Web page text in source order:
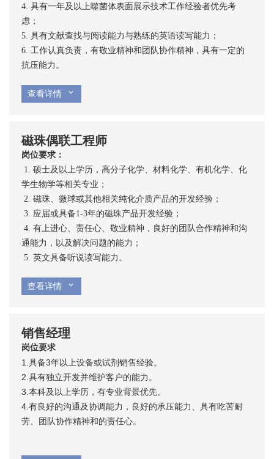
4. 具有一年及以上噬菌体表面展示技术工作经验者优先考
虑；
5. 具有文献查找与阅读能力与熟练的英语读写能力；
6. 工作认真负责，有敬业精神和团队协作精神，具有一定的
抗压能力。
查看详情
磁珠偶联工程师
岗位要求：
学生物学等相关专业；
2. 磁珠、微球或其他相关纯化介质产品的开发经验；
3. 应届或具备1-3年的磁珠产品开发经验；
通能力，以及解决问题的能力；
5. 英文具备听说读写能力。
查看详情
销售经理
岗位要求
1.具备3年以上设备或试剂销售经验。
2.具有独立开发并维护客户的能力。
3.本科及以上学历，有专业背景优先。
4.有良好的沟通及协调能力，良好的承压能力、具有吃苦耐
劳、团队协作精神和的责任心。